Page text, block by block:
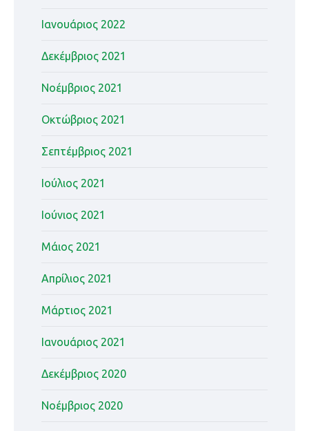
Ιανουάριος 2022
Δεκέμβριος 2021
Νοέμβριος 2021
Οκτώβριος 2021
Σεπτέμβριος 2021
Ιούλιος 2021
Ιούνιος 2021
Μάιος 2021
Απρίλιος 2021
Μάρτιος 2021
Ιανουάριος 2021
Δεκέμβριος 2020
Νοέμβριος 2020